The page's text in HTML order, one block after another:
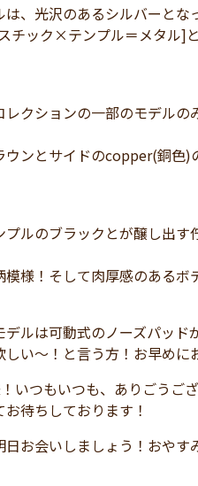
、光沢のあるシルバーとな
チック×テンプル＝メタル]
レクションの一部のモデル
ンとサイドのcopper(銅色)
ルのブラックとが醸し出す
模様！そして肉厚感のある
ルは可動式のノーズパッド
い～！と言う方！お早めに
いつもいつも、ありごうご
待ちしております！
お会いしましょう！おやす